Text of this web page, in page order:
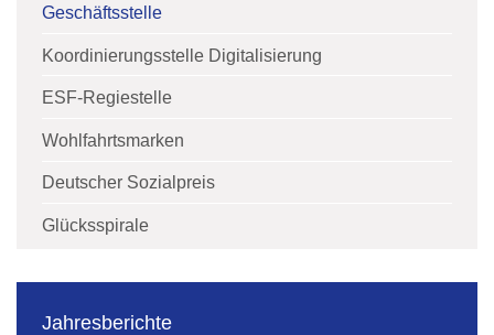
Geschäftsstelle
Koordinierungsstelle Digitalisierung
ESF-Regiestelle
Wohlfahrtsmarken
Deutscher Sozialpreis
Glücksspirale
Jahresberichte